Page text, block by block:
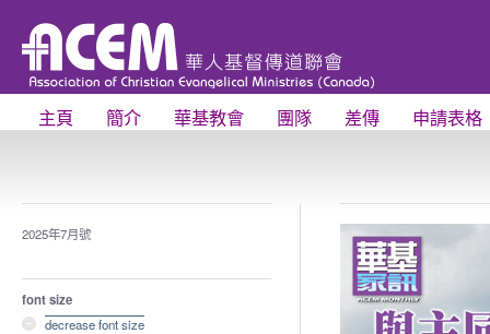
主頁 簡介 華基教會 團隊 差傳 申請表格
2025年7月號
font size
decrease font size